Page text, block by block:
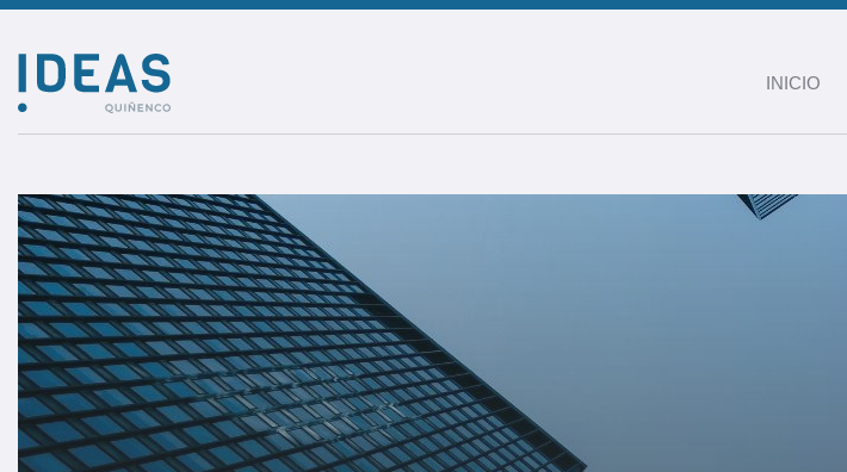
INICIO